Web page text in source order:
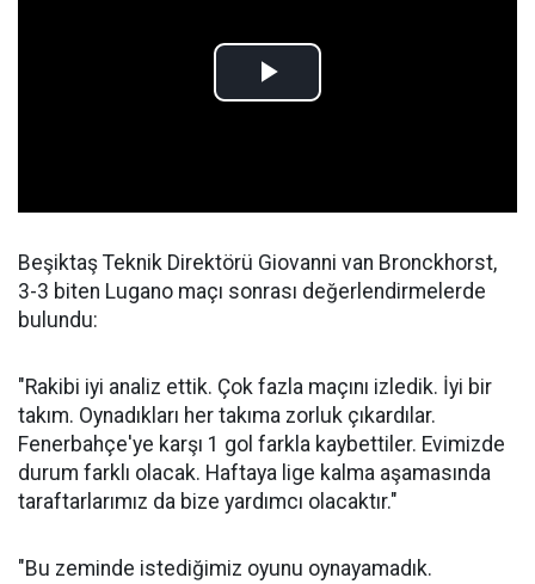
Beşiktaş Teknik Direktörü Giovanni van Bronckhorst,
3-3 biten Lugano maçı sonrası değerlendirmelerde
bulundu:
"Rakibi iyi analiz ettik. Çok fazla maçını izledik. İyi bir
takım. Oynadıkları her takıma zorluk çıkardılar.
Fenerbahçe'ye karşı 1 gol farkla kaybettiler. Evimizde
durum farklı olacak. Haftaya lige kalma aşamasında
taraftarlarımız da bize yardımcı olacaktır."
"Bu zeminde istediğimiz oyunu oynayamadık.